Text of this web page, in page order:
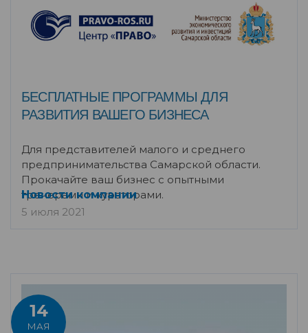
БЕСПЛАТНЫЕ ПРОГРАММЫ ДЛЯ
РАЗВИТИЯ ВАШЕГО БИЗНЕСА
Для представителей малого и среднего
предпринимательства Самарской области.
Прокачайте ваш бизнес с опытными
тренерами и кураторами.
Новости компании
5 июля 2021
14
МАЯ